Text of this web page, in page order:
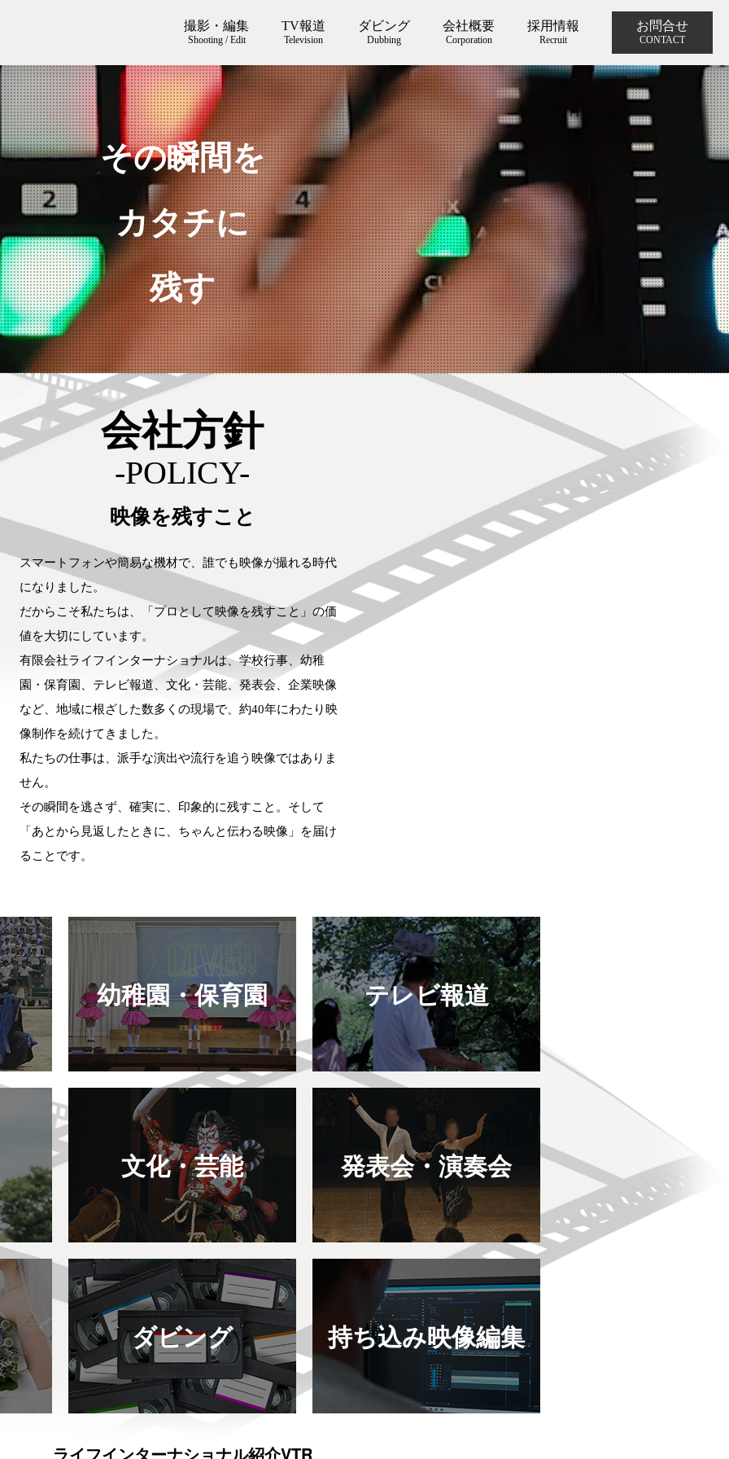
撮影・編集
Shooting / Edit
TV報道
Television
ダビング
Dubbing
会社概要
Corporation
採用情報
Recruit
お問合せ
CONTACT
その瞬間を
カタチに
残す
会社方針
-POLICY-
映像を残すこと
スマートフォンや簡易な機材で、誰でも映像が撮れる時代
になりました。
だからこそ私たちは、「プロとして映像を残すこと」の価
値を大切にしています。
有限会社ライフインターナショナルは、学校行事、幼稚
園・保育園、テレビ報道、文化・芸能、発表会、企業映像
など、地域に根ざした数多くの現場で、約40年にわたり映
像制作を続けてきました。
私たちの仕事は、派手な演出や流行を追う映像ではありま
せん。
その瞬間を逃さず、確実に、印象的に残すこと。そして
「あとから見返したときに、ちゃんと伝わる映像」を届け
ることです。
幼稚園・保育園 テレビ報道
文化・芸能 発表会・演奏会
ダビング 持ち込み映像編集
ライフインターナショナル紹介VTR